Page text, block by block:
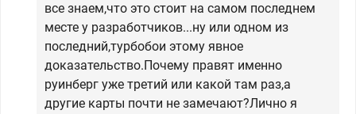
все знаем,что это стоит на самом последнем
месте у разработчиков...ну или одном из
последний,турбобои этому явное
доказательство.Почему правят именно
руинберг уже третий или какой там раз,а
другие карты почти не замечают?Лично я